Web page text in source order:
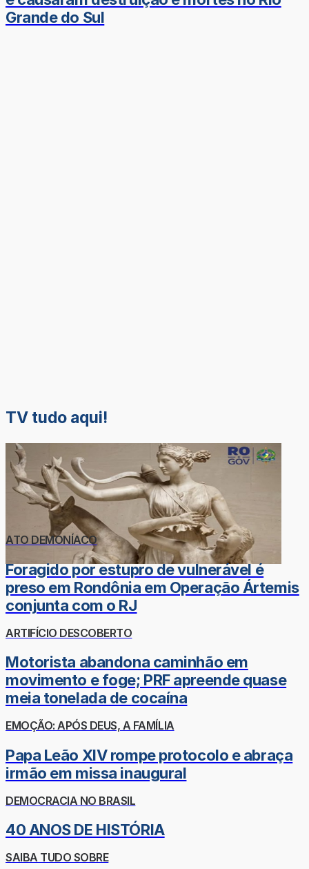
Grande do Sul
TV tudo aqui!
ATO DEMONÍACO
Foragido por estupro de vulnerável é
preso em Rondônia em Operação Ártemis
conjunta com o RJ
ARTIFÍCIO DESCOBERTO
Motorista abandona caminhão em
movimento e foge; PRF apreende quase
meia tonelada de cocaína
EMOÇÃO: APÓS DEUS, A FAMÍLIA
Papa Leão XIV rompe protocolo e abraça
irmão em missa inaugural
DEMOCRACIA NO BRASIL
40 ANOS DE HISTÓRIA
SAIBA TUDO SOBRE